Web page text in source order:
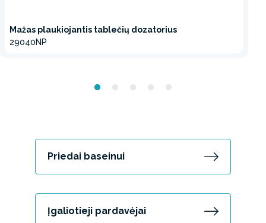
Mažas plaukiojantis tablečių dozatorius
29040NP
Priedai baseinui
Įgaliotieji pardavėjai